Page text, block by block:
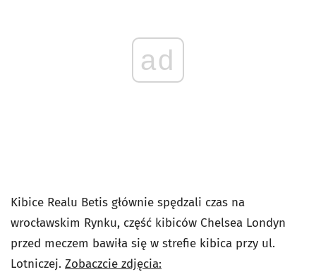
ad
Kibice Realu Betis głównie spędzali czas na
wrocławskim Rynku, część kibiców Chelsea Londyn
przed meczem bawiła się w strefie kibica przy ul.
Lotniczej. Zobaczcie zdjęcia: